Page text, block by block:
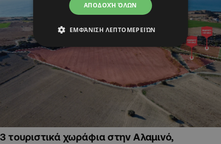
3 τουριστικά χωράφια στην Αλαμινό,
ΑΠΟΔΟΧΉ ΌΛΩΝ
ΕΜΦΆΝΙΣΗ ΛΕΠΤΟΜΕΡΕΙΏΝ